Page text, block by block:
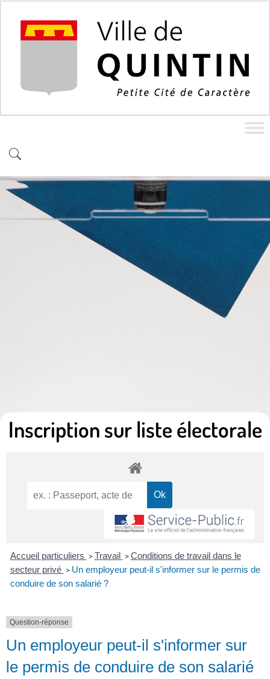
Inscription sur liste électorale
Accueil particuliers > Travail > Conditions de travail dans le
secteur privé > Un employeur peut-il s'informer sur le permis de
conduire de son salarié ?
Question-réponse
Un employeur peut-il s'informer sur
le permis de conduire de son salarié